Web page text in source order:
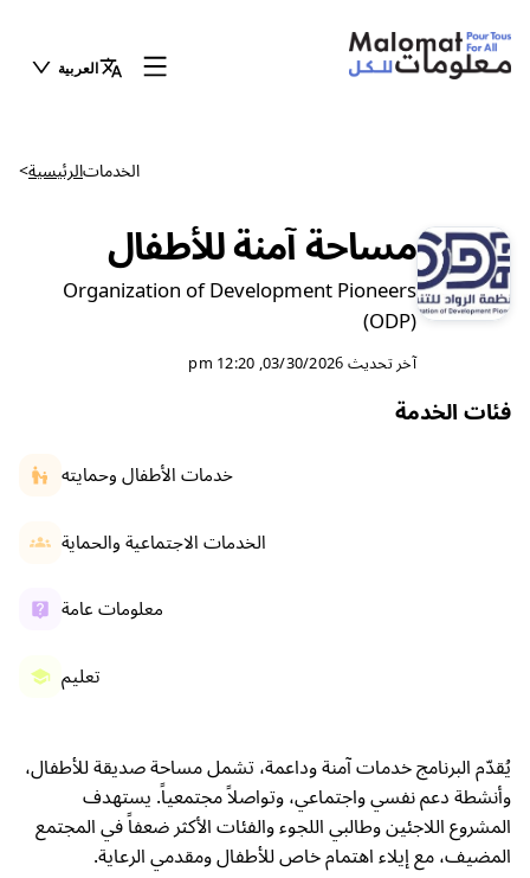
العربية
الرئيسية> الخدمات
مساحة آمنة للأطفال
Organization of Development Pioneers
(ODP)
آخر تحديث03/30/2026, 12:20 pm
فئات الخدمة
خدمات الأطفال وحمايته
الخدمات الاجتماعية والحماية
معلومات عامة
تعليم
يُقدّم البرنامج خدمات آمنة وداعمة، تشمل مساحة صديقة للأطفال،
وأنشطة دعم نفسي واجتماعي، وتواصلاً مجتمعياً. يستهدف
المشروع اللاجئين وطالبي اللجوء والفئات الأكثر ضعفاً في المجتمع
المضيف، مع إيلاء اهتمام خاص للأطفال ومقدمي الرعاية.